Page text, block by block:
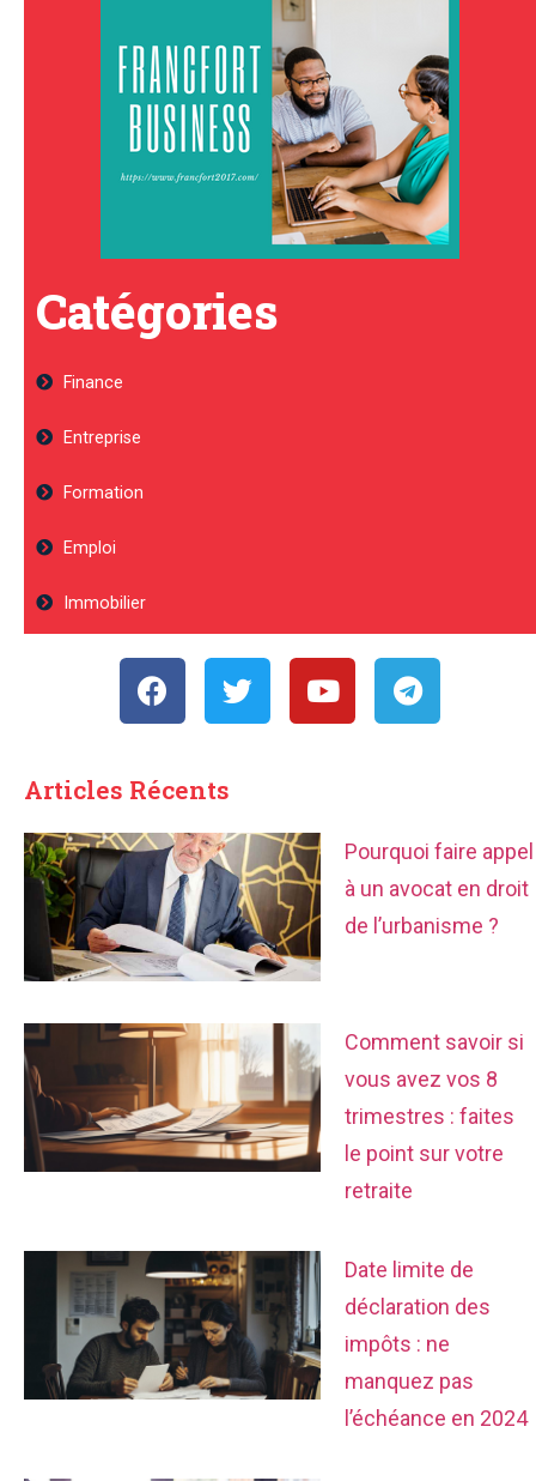
Catégories
Finance
Entreprise
Formation
Emploi
Immobilier
Articles Récents
Pourquoi faire appel
à un avocat en droit
de l’urbanisme ?
Comment savoir si
vous avez vos 8
trimestres : faites
le point sur votre
retraite
Date limite de
déclaration des
impôts : ne
manquez pas
l’échéance en 2024